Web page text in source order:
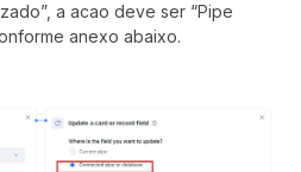
a acao deve ser “Pipe
anexo abaixo.